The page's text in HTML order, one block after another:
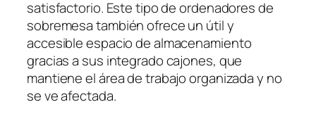
satisfactorio. Este tipo de ordenadores de
sobremesa también ofrece un útil y
accesible espacio de almacenamiento
gracias a sus integrado cajones, que
mantiene el área de trabajo organizada y no
se ve afectada.